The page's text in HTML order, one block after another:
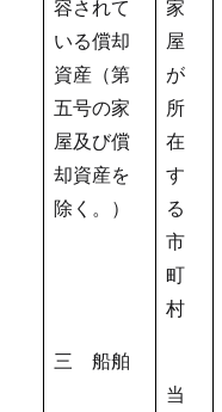
容されて
いる償却
資産（第
五号の家
屋及び償
却資産を
除く。）
家
屋
が
所
在
す
る
市
町
村
三 船舶
当